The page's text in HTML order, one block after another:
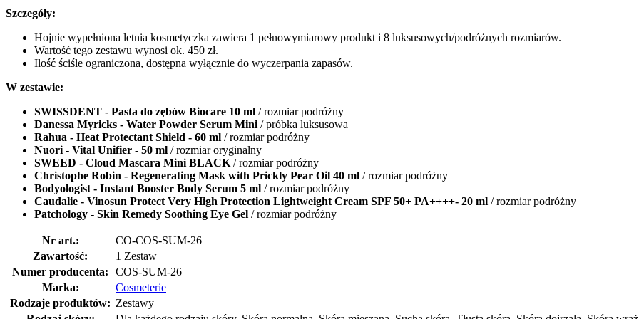
Szczegóły:
Hojnie wypełniona letnia kosmetyczka zawiera 1 pełnowymiarowy produkt i 8 luksusowych/podróżnych rozmiarów.
Wartość tego zestawu wynosi ok. 450 zł.
Ilość ściśle ograniczona, dostępna wyłącznie do wyczerpania zapasów.
W zestawie:
SWISSDENT - Pasta do zębów Biocare 10 ml / rozmiar podróżny
Danessa Myricks - Water Powder Serum Mini / próbka luksusowa
Rahua - Heat Protectant Shield - 60 ml / rozmiar podróżny
Nuori - Vital Unifier - 50 ml / rozmiar oryginalny
SWEED - Cloud Mascara Mini BLACK / rozmiar podróżny
Christophe Robin - Regenerating Mask with Prickly Pear Oil 40 ml / rozmiar podróżny
Bodyologist - Instant Booster Body Serum 5 ml / rozmiar podróżny
Caudalie - Vinosun Protect Very High Protection Lightweight Cream SPF 50+ PA++++- 20 ml​​​​​​​ / rozmiar podróżny
Patchology - Skin Remedy Soothing Eye Gel / rozmiar podróżny
Nr art.:
CO-COS-SUM-26
Zawartość:
1 Zestaw
Numer producenta:
COS-SUM-26
Marka:
Cosmeterie
Rodzaje produktów: Zestawy